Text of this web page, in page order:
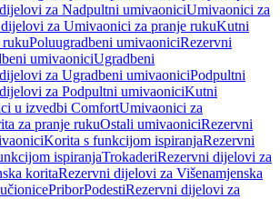
za Nadpultni umivaoniciUmivaonici za
za Umivaonici za pranje rukuKutni
Poluugradbeni umivaoniciRezervni
umivaoniciUgradbeni
za Ugradbeni umivaoniciPodpultni
za Podpultni umivaoniciKutni
u izvedbi ComfortUmivaonici za
za pranje rukuOstali umivaoniciRezervni
Korita s funkcijom ispiranjaRezervni
ispiranjaTrokaderiRezervni dijelovi za
koritaRezervni dijelovi za Višenamjenska
PriborPodestiRezervni dijelovi za